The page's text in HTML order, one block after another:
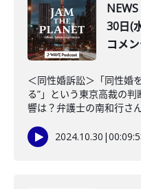
30日(
コメ
＜同性婚訴訟＞「同性婚
る”」という東京高裁の
響は？弁護士の南和行さ
2024.10.30 |